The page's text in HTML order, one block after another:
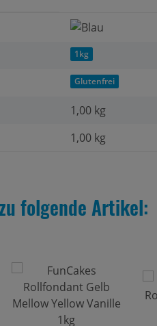
1kg
Glutenfrei
1,00 kg
1,00 kg
folgende Artikel: